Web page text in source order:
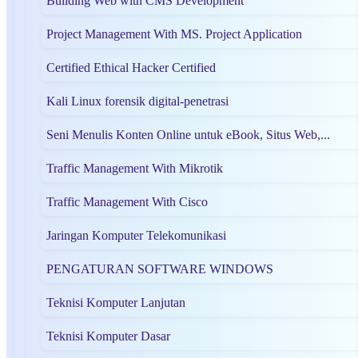
Project Management With MS. Project Application
Certified Ethical Hacker Certified
Kali Linux forensik digital-penetrasi
Seni Menulis Konten Online untuk eBook, Situs Web,...
Traffic Management With Mikrotik
Traffic Management With Cisco
Jaringan Komputer Telekomunikasi
PENGATURAN SOFTWARE WINDOWS
Teknisi Komputer Lanjutan
Teknisi Komputer Dasar